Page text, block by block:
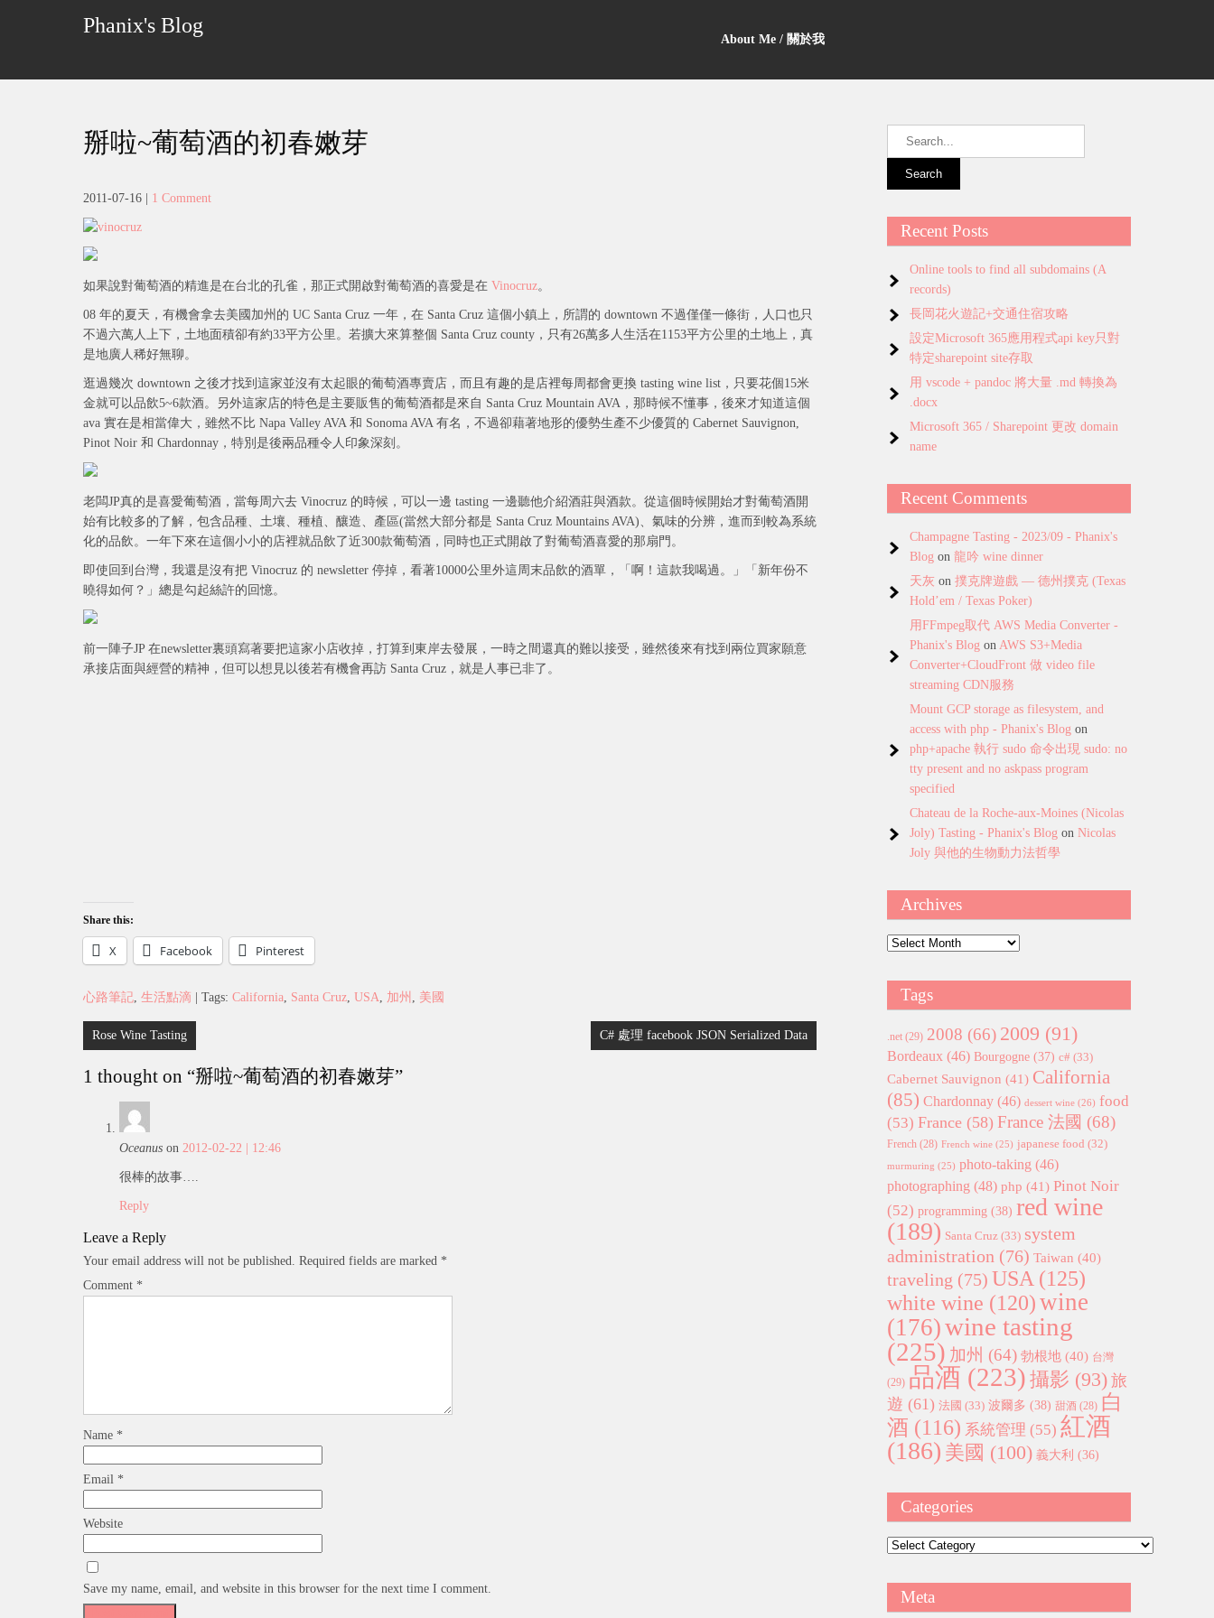
Phanix's Blog
About Me / 關於我
掰啦~葡萄酒的初春嫩芽
2011-07-16 1 Comment
如果說對葡萄酒的精進是在台北的孔雀，那正式開啟對葡萄酒的喜愛是在 Vinocruz。
08 年的夏天，有機會拿去美國加州的 UC Santa Cruz 一年，在 Santa Cruz 這個小鎮上，所謂的 downtown 不過僅僅一條街，人口也只
不過六萬人上下，土地面積卻有約33平方公里。若擴大來算整個 Santa Cruz county，只有26萬多人生活在1153平方公里的土地上，真
是地廣人稀好無聊。
逛過幾次 downtown 之後才找到這家並沒有太起眼的葡萄酒專賣店，而且有趣的是店裡每周都會更換 tasting wine list，只要花個15米
金就可以品飲5~6款酒。另外這家店的特色是主要販售的葡萄酒都是來自 Santa Cruz Mountain AVA，那時候不懂事，後來才知道這個
ava 實在是相當偉大，雖然不比 Napa Valley AVA 和 Sonoma AVA 有名，不過卻藉著地形的優勢生產不少優質的 Cabernet Sauvignon,
Pinot Noir 和 Chardonnay，特別是後兩品種令人印象深刻。
老闆JP真的是喜愛葡萄酒，當每周六去 Vinocruz 的時候，可以一邊 tasting 一邊聽他介紹酒莊與酒款。從這個時候開始才對葡萄酒開
始有比較多的了解，包含品種、土壤、種植、釀造、產區(當然大部分都是 Santa Cruz Mountains AVA)、氣味的分辨，進而到較為系統
化的品飲。一年下來在這個小小的店裡就品飲了近300款葡萄酒，同時也正式開啟了對葡萄酒喜愛的那扇門。
即使回到台灣，我還是沒有把 Vinocruz 的 newsletter 停掉，看著10000公里外這周末品飲的酒單，「啊！這款我喝過。」「新年份不
曉得如何？」總是勾起絲許的回憶。
前一陣子JP 在newsletter裏頭寫著要把這家小店收掉，打算到東岸去發展，一時之間還真的難以接受，雖然後來有找到兩位買家願意
承接店面與經營的精神，但可以想見以後若有機會再訪 Santa Cruz，就是人事已非了。
Share this:
X Facebook Pinterest
心路筆記, 生活點滴 | Tags: California, Santa Cruz, USA, 加州 , 美國
Post
navigation
Rose Wine Tasting C# 處理 facebook JSON Serialized Data
1 thought on “掰啦~葡萄酒的初春嫩芽”
Oceanus on 2012-02-22 | 12:46
很棒的故事….
Reply
Leave a Reply
Your email address will not be published. Required fields are marked *
Comment *
Name *
Email *
Website
Save my name, email, and website in this browser for the next time I comment.
Recent Posts
Online tools to find all subdomains (A
records)
長岡花火遊記+交通住宿攻略
設定Microsoft 365應用程式api key只對
特定sharepoint site存取
用 vscode + pandoc 將大量 .md 轉換為
.docx
Microsoft 365 / Sharepoint 更改 domain
name
Recent Comments
Champagne Tasting - 2023/09 - Phanix's
Blog on 龍吟 wine dinner
天灰 on 撲克牌遊戲 — 德州撲克 (Texas
Hold’em / Texas Poker)
用FFmpeg取代 AWS Media Converter -
Phanix's Blog on AWS S3+Media
Converter+CloudFront 做 video file
streaming CDN服務
Mount GCP storage as filesystem, and
access with php - Phanix's Blog on
php+apache 執行 sudo 命令出現 sudo: no
tty present and no askpass program
specified
Chateau de la Roche-aux-Moines (Nicolas
Joly) Tasting - Phanix's Blog on Nicolas
Joly 與他的生物動力法哲學
Archives
Archives
Tags
.net (29) 2008 (66) 2009 (91)
Bordeaux (46) Bourgogne (37) c# (33)
Cabernet Sauvignon (41) California
(85) Chardonnay (46) dessert wine (26) food
(53) France (58) France 法國 (68)
French (28) French wine (25) japanese food (32)
murmuring (25) photo-taking (46)
photographing (48) php (41) Pinot Noir
(52) programming (38) red wine
(189) Santa Cruz (33) system
administration (76) Taiwan (40)
traveling (75) USA (125)
white wine (120)wine
(176)wine tasting
(225) 加州 (64) 勃根地 (40) 台灣
(29) 品酒 (223) 攝影 (93) 旅
遊 (61) 法國 (33) 波爾多 (38) 甜酒 (28) 白
酒 (116) 系統管理 (55) 紅酒
(186) 美國 (100) 義大利 (36)
Categories
Categories
Meta